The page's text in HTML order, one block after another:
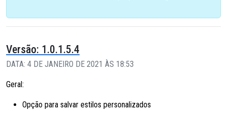
Versão: 1.0.1.5.4
DATA: 4 DE JANEIRO DE 2021 ÀS 18:53
Geral:
Opção para salvar estilos personalizados